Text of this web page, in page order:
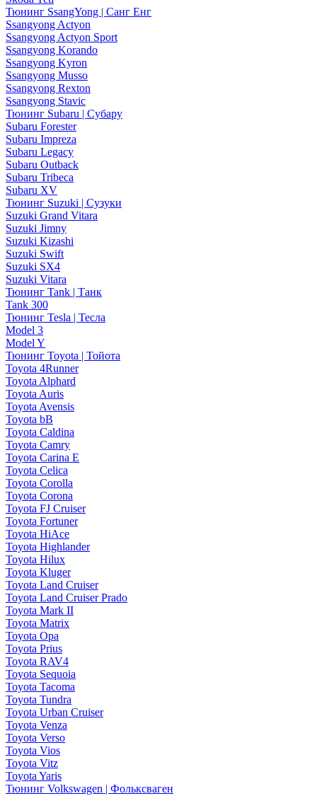
Тюнинг SsangYong | Санг Енг
Ssangyong Actyon
Ssangyong Actyon Sport
Ssangyong Korando
Ssangyong Kyron
Ssangyong Musso
Ssangyong Rexton
Ssangyong Stavic
Тюнинг Subaru | Субару
Subaru Forester
Subaru Impreza
Subaru Legacy
Subaru Outback
Subaru Tribeca
Subaru XV
Тюнинг Suzuki | Сузуки
Suzuki Grand Vitara
Suzuki Jimny
Suzuki Kizashi
Suzuki Swift
Suzuki SX4
Suzuki Vitara
Тюнинг Tank | Танк
Tank 300
Тюнинг Tesla | Тесла
Model 3
Model Y
Тюнинг Toyota | Тойота
Toyota 4Runner
Toyota Alphard
Toyota Auris
Toyota Avensis
Toyota bB
Toyota Caldina
Toyota Camry
Toyota Carina E
Toyota Celica
Toyota Corolla
Toyota Corona
Toyota FJ Cruiser
Toyota Fortuner
Toyota HiAce
Toyota Highlander
Toyota Hilux
Toyota Kluger
Toyota Land Cruiser
Toyota Land Cruiser Prado
Toyota Mark II
Toyota Matrix
Toyota Opa
Toyota Prius
Toyota RAV4
Toyota Sequoia
Toyota Tacoma
Toyota Tundra
Toyota Urban Cruiser
Toyota Venza
Toyota Verso
Toyota Vios
Toyota Vitz
Toyota Yaris
Тюнинг Volkswagen | Фольксваген